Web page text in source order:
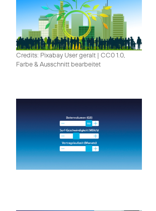
Credits: Pixabay User geralt | CC0 1.0,
Farbe & Ausschnitt bearbeitet